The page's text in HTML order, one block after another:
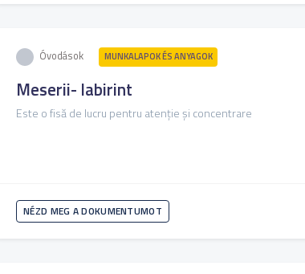
Óvodások MUNKALAPOK ÉS ANYAGOK
Meserii- labirint
Este o fisă de lucru pentru atenție și concentrare
NÉZD MEG A DOKUMENTUMOT